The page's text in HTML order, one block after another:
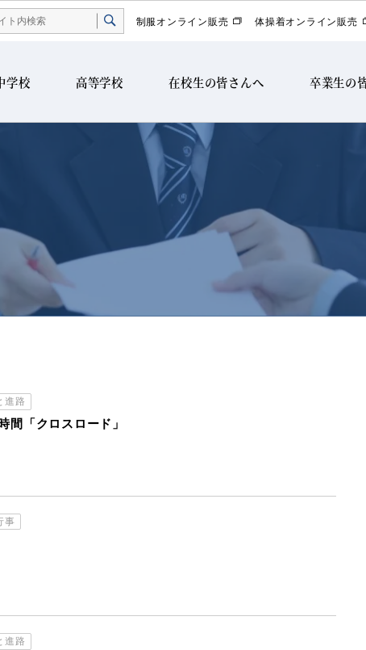
学校 高等学校 在校生の皆さんへ 卒業生の
制服オンライン販売 体操着オンライン販売
進路
間「クロスロード」
事
進路